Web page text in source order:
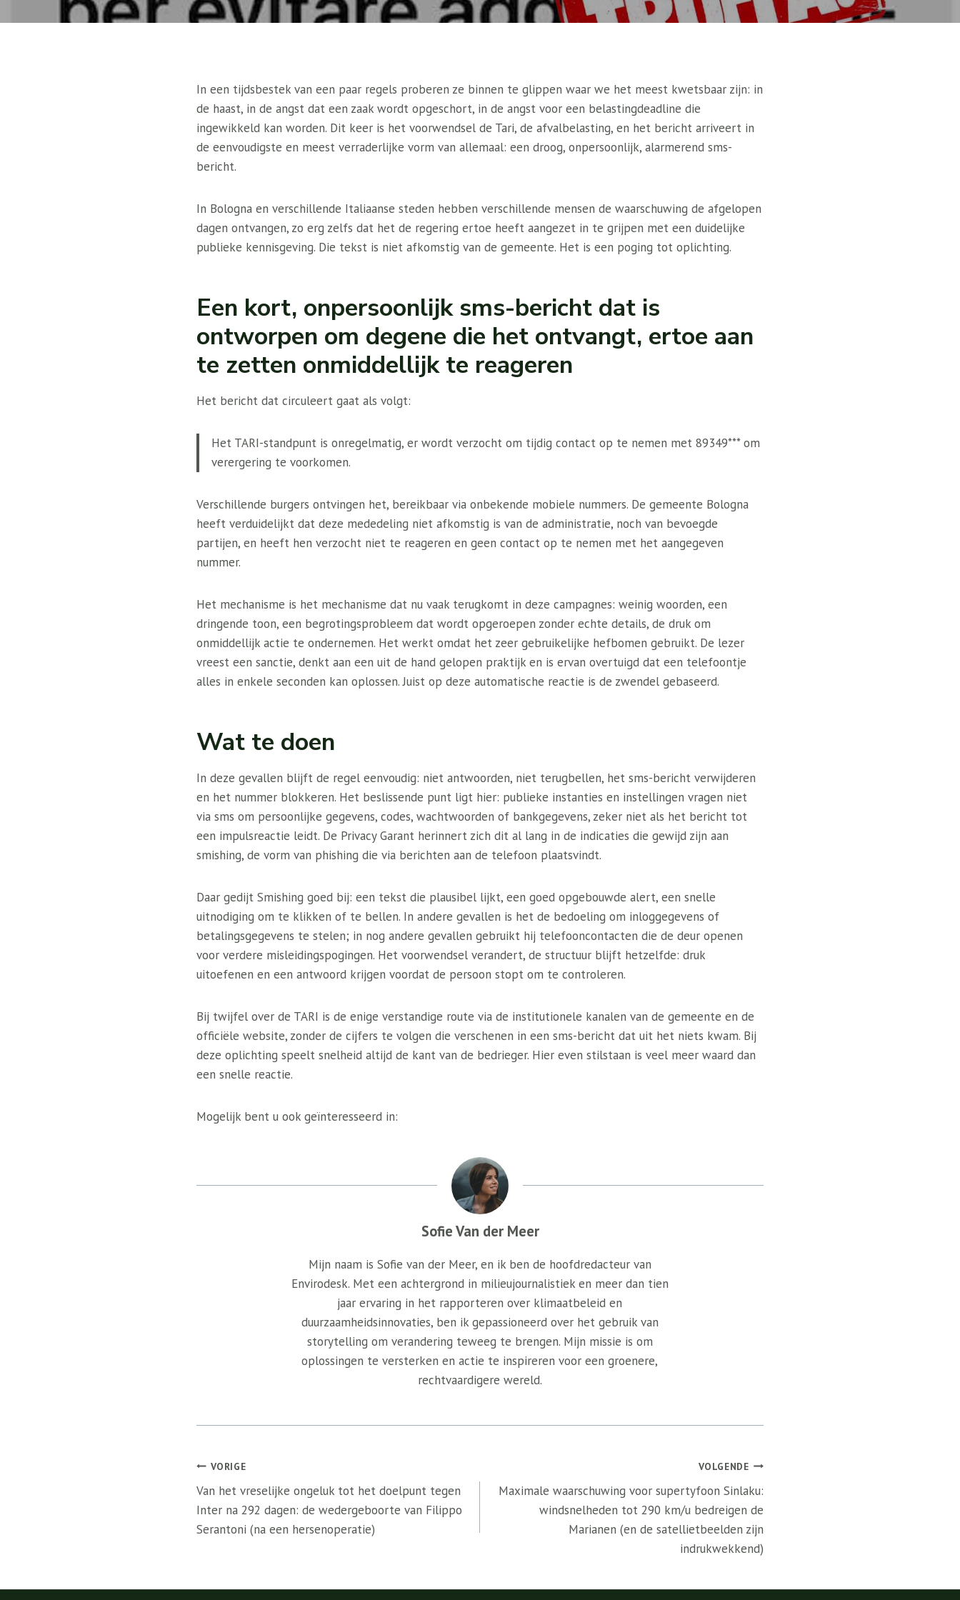
In een tijdsbestek van een paar regels proberen ze binnen te glippen waar we het meest kwetsbaar zijn: in
de haast, in de angst dat een zaak wordt opgeschort, in de angst voor een belastingdeadline die
ingewikkeld kan worden. Dit keer is het voorwendsel de Tari, de afvalbelasting, en het bericht arriveert in
de eenvoudigste en meest verraderlijke vorm van allemaal: een droog, onpersoonlijk, alarmerend sms-
bericht.
In Bologna en verschillende Italiaanse steden hebben verschillende mensen de waarschuwing de afgelopen
dagen ontvangen, zo erg zelfs dat het de regering ertoe heeft aangezet in te grijpen met een duidelijke
publieke kennisgeving. Die tekst is niet afkomstig van de gemeente. Het is een poging tot oplichting.
Een kort, onpersoonlijk sms-bericht dat is
ontworpen om degene die het ontvangt, ertoe aan
te zetten onmiddellijk te reageren
Het bericht dat circuleert gaat als volgt:
Het TARI-standpunt is onregelmatig, er wordt verzocht om tijdig contact op te nemen met 89349*** om
verergering te voorkomen.
Verschillende burgers ontvingen het, bereikbaar via onbekende mobiele nummers. De gemeente Bologna
heeft verduidelijkt dat deze mededeling niet afkomstig is van de administratie, noch van bevoegde
partijen, en heeft hen verzocht niet te reageren en geen contact op te nemen met het aangegeven
nummer.
Het mechanisme is het mechanisme dat nu vaak terugkomt in deze campagnes: weinig woorden, een
dringende toon, een begrotingsprobleem dat wordt opgeroepen zonder echte details, de druk om
onmiddellijk actie te ondernemen. Het werkt omdat het zeer gebruikelijke hefbomen gebruikt. De lezer
vreest een sanctie, denkt aan een uit de hand gelopen praktijk en is ervan overtuigd dat een telefoontje
alles in enkele seconden kan oplossen. Juist op deze automatische reactie is de zwendel gebaseerd.
Wat te doen
In deze gevallen blijft de regel eenvoudig: niet antwoorden, niet terugbellen, het sms-bericht verwijderen
en het nummer blokkeren. Het beslissende punt ligt hier: publieke instanties en instellingen vragen niet
via sms om persoonlijke gegevens, codes, wachtwoorden of bankgegevens, zeker niet als het bericht tot
een impulsreactie leidt. De Privacy Garant herinnert zich dit al lang in de indicaties die gewijd zijn aan
smishing, de vorm van phishing die via berichten aan de telefoon plaatsvindt.
Daar gedijt Smishing goed bij: een tekst die plausibel lijkt, een goed opgebouwde alert, een snelle
uitnodiging om te klikken of te bellen. In andere gevallen is het de bedoeling om inloggegevens of
betalingsgegevens te stelen; in nog andere gevallen gebruikt hij telefooncontacten die de deur openen
voor verdere misleidingspogingen. Het voorwendsel verandert, de structuur blijft hetzelfde: druk
uitoefenen en een antwoord krijgen voordat de persoon stopt om te controleren.
Bij twijfel over de TARI is de enige verstandige route via de institutionele kanalen van de gemeente en de
officiële website, zonder de cijfers te volgen die verschenen in een sms-bericht dat uit het niets kwam. Bij
deze oplichting speelt snelheid altijd de kant van de bedrieger. Hier even stilstaan ​​is veel meer waard dan
een snelle reactie.
Mogelijk bent u ook geïnteresseerd in:
Sofie Van der Meer
Mijn naam is Sofie van der Meer, en ik ben de hoofdredacteur van
Envirodesk. Met een achtergrond in milieujournalistiek en meer dan tien
jaar ervaring in het rapporteren over klimaatbeleid en
duurzaamheidsinnovaties, ben ik gepassioneerd over het gebruik van
storytelling om verandering teweeg te brengen. Mijn missie is om
oplossingen te versterken en actie te inspireren voor een groenere,
rechtvaardigere wereld.
Bericht
navigatie
VORIGE
Van het vreselijke ongeluk tot het doelpunt tegen
Inter na 292 dagen: de wedergeboorte van Filippo
Serantoni (na een hersenoperatie)
VOLGENDE
Maximale waarschuwing voor supertyfoon Sinlaku:
windsnelheden tot 290 km/u bedreigen de
Marianen (en de satellietbeelden zijn
indrukwekkend)